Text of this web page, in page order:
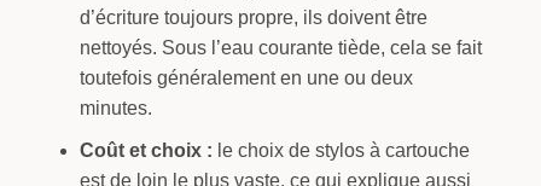
d’écriture toujours propre, ils doivent être
nettoyés. Sous l’eau courante tiède, cela se fait
toutefois généralement en une ou deux
minutes.
Coût et choix : le choix de stylos à cartouche
est de loin le plus vaste, ce qui explique aussi